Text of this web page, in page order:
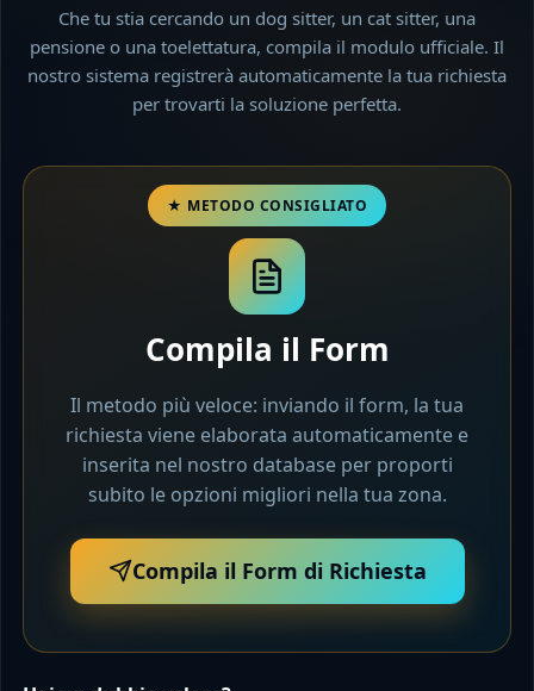
Che tu stia cercando un dog sitter, un cat sitter, una
pensione o una toelettatura, compila il modulo ufficiale. Il
nostro sistema registrerà automaticamente la tua richiesta
per trovarti la soluzione perfetta.
Compila il Form
Il metodo più veloce: inviando il form, la tua
richiesta viene elaborata automaticamente e
inserita nel nostro database per proporti
subito le opzioni migliori nella tua zona.
Compila il Form di Richiesta